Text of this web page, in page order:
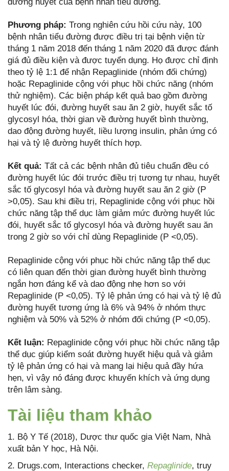
Phương pháp: Trong nghiên cứu hồi cứu này, 100
bệnh nhân tiểu đường được điều trị tại bệnh viện từ
tháng 1 năm 2018 đến tháng 1 năm 2020 đã được đánh
giá đủ điều kiện và được tuyển dụng. Họ được chỉ định
theo tỷ lệ 1:1 để nhận Repaglinide (nhóm đối chứng)
hoặc Repaglinide cộng với phục hồi chức năng (nhóm
thử nghiệm). Các biện pháp kết quả bao gồm đường
huyết lúc đói, đường huyết sau ăn 2 giờ, huyết sắc tố
glycosyl hóa, thời gian về đường huyết bình thường,
dao động đường huyết, liều lượng insulin, phản ứng có
hại và tỷ lệ đường huyết thích hợp.
Kết quả: Tất cả các bệnh nhân đủ tiêu chuẩn đều có
đường huyết lúc đói trước điều trị tương tự nhau, huyết
sắc tố glycosyl hóa và đường huyết sau ăn 2 giờ (P
>0,05). Sau khi điều trị, Repaglinide cộng với phục hồi
chức năng tập thể dục làm giảm mức đường huyết lúc
đói, huyết sắc tố glycosyl hóa và đường huyết sau ăn
trong 2 giờ so với chỉ dùng Repaglinide (P <0,05).
Repaglinide cộng với phục hồi chức năng tập thể dục
có liên quan đến thời gian đường huyết bình thường
ngắn hơn đáng kể và dao động nhẹ hơn so với
Repaglinide (P <0,05). Tỷ lệ phản ứng có hại và tỷ lệ đủ
đường huyết tương ứng là 6% và 94% ở nhóm thực
nghiệm và 50% và 52% ở nhóm đối chứng (P <0,05).
Kết luận: Repaglinide cộng với phục hồi chức năng tập
thể dục giúp kiểm soát đường huyết hiệu quả và giảm
tỷ lệ phản ứng có hại và mang lại hiệu quả đầy hứa
hẹn, vì vậy nó đáng được khuyến khích và ứng dụng
trên lâm sàng.
Tài liệu tham khảo
1. Bộ Y Tế (2018), Dược thư quốc gia Việt Nam, Nhà
xuất bản Y học, Hà Nội.
2. Drugs.com, Interactions checker, Repaglinide, truy